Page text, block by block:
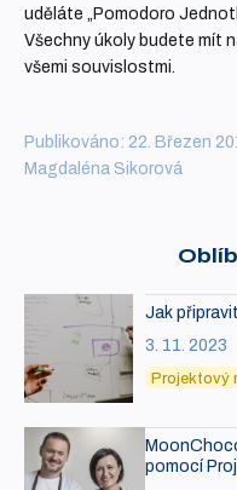
uděláte „Pomodoro
Všechny úkoly budete mít
všemi souvislostmi.
Publikováno: 22. Březen
Magdaléna Sikorová
Jak
3. 11. 2023
Projektový
pomocí